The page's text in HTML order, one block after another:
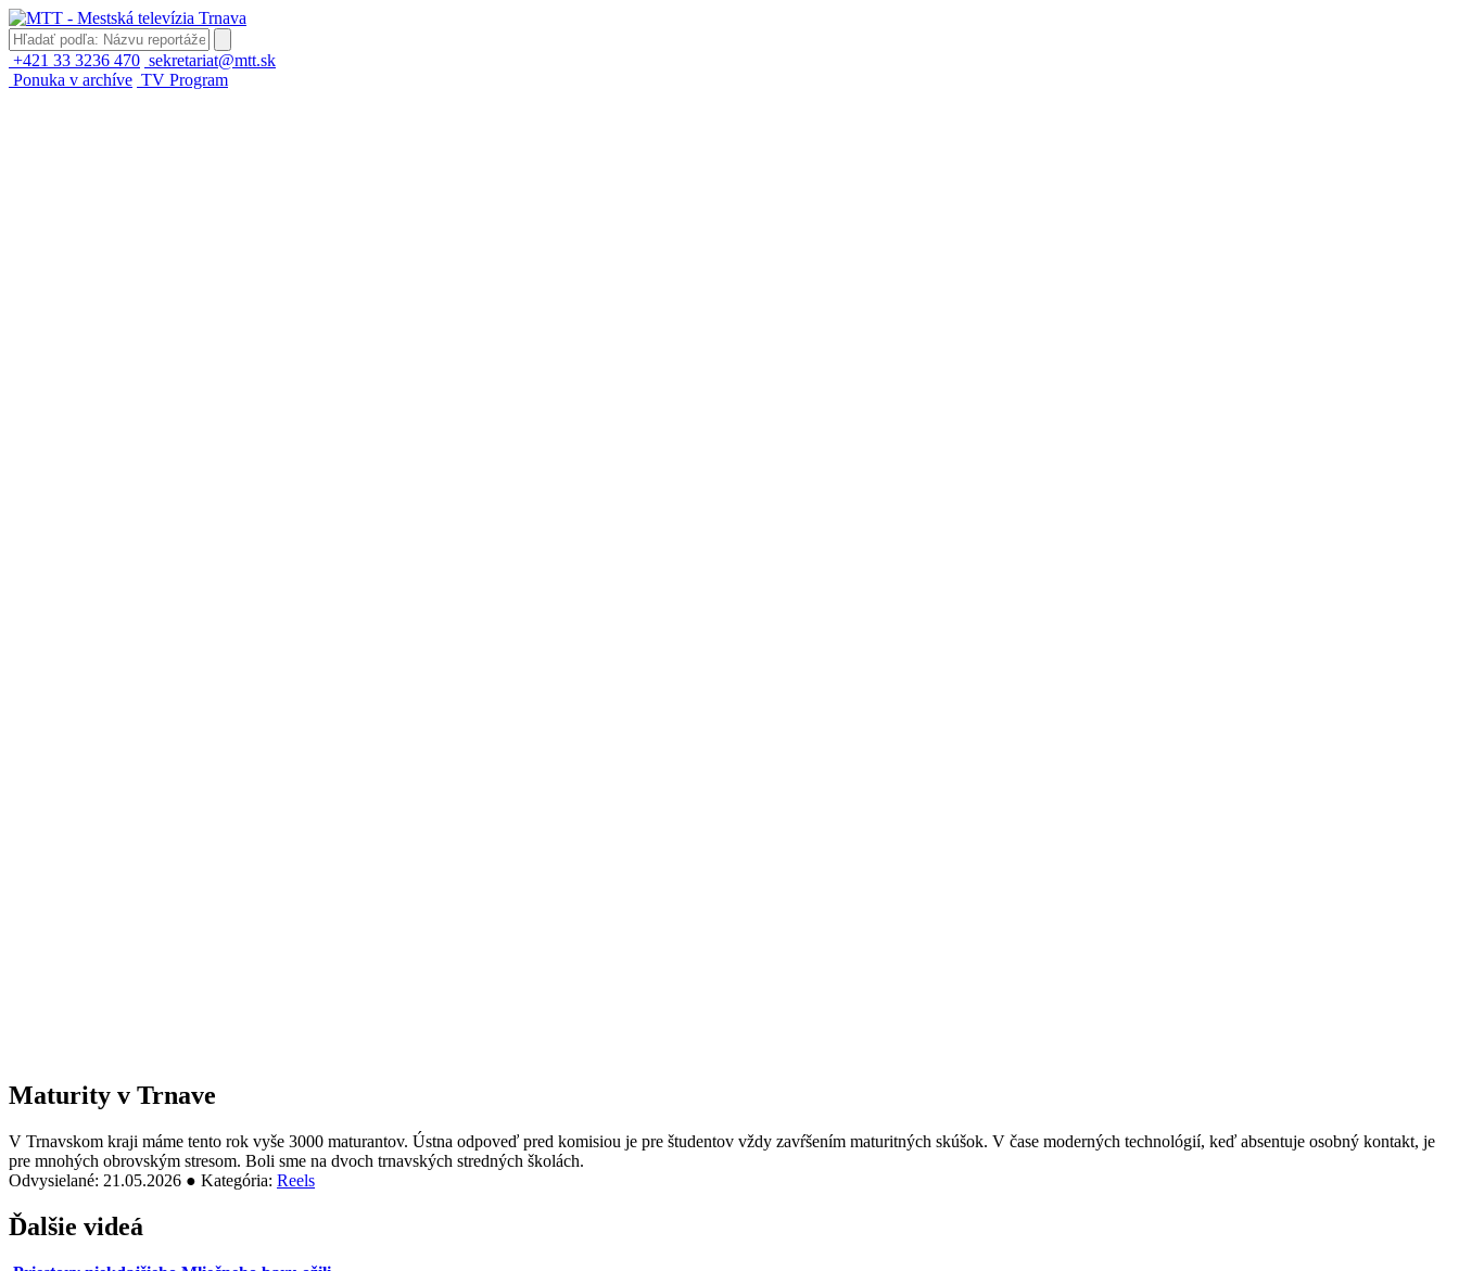
+421 33 3236 470 sekretariat@mtt.sk
Ponuka v archíve TV Program
Maturity v Trnave
V Trnavskom kraji máme tento rok vyše 3000 maturantov. Ústna odpoveď pred komisiou je pre študentov vždy zavŕšením maturitných skúšok. V čase moderných technológií, keď absentuje osobný kontakt, je
pre mnohých obrovským stresom. Boli sme na dvoch trnavských stredných školách.
Odvysielané: 21.05.2026 ● Kategória: Reels
Ďalšie videá